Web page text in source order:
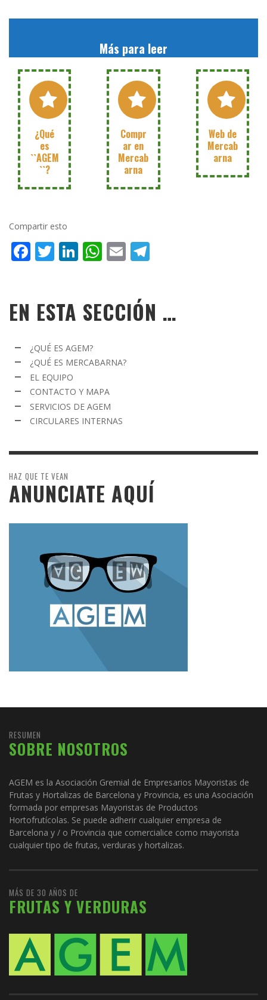
Más para leer
¿Qué
es
``AGEM
``?
VER
Compr
ar en
Mercab
arna
VEURE
!!
Web de
Mercab
arna
VEURE
!!
Compartir esto
Facebook
Twitter
LinkedIn
WhatsApp
Email
EN ESTA SECCIÓN …
¿QUÉ ES AGEM?
¿QUÉ ES MERCABARNA?
EL EQUIPO
CONTACTO Y MAPA
SERVICIOS DE AGEM
CIRCULARES INTERNAS
HAZ QUE TE VEAN
ANUNCIATE AQUÍ
RESUMEN
SOBRE NOSOTROS
AGEM es la Asociación Gremial de Empresarios Mayoristas de
Frutas y Hortalizas de Barcelona y Provincia, es una Asociación
formada por empresas Mayoristas de Productos
Hortofrutícolas. Se puede adherir cualquier empresa de
Barcelona y / o Provincia que comercialice como mayorista
cualquier tipo de frutas, verduras y hortalizas.
MÁS DE 30 AÑOS DE
FRUTAS Y VERDURAS